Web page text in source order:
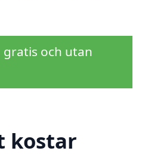
gratis och utan
kostar